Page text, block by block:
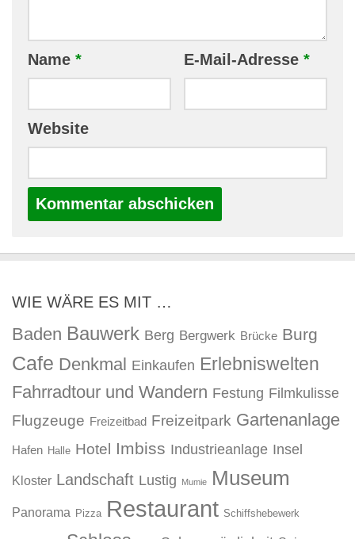
Name * E-Mail-Adresse *
Website
WIE WÄRE ES MIT …
Baden Bauwerk Berg Bergwerk Brücke Burg
Cafe Denkmal Einkaufen Erlebniswelten
Fahrradtour und Wandern Festung Filmkulisse
Flugzeuge Freizeitbad Freizeitpark Gartenanlage
Hafen Halle Hotel Imbiss Industrieanlage Insel
Kloster Landschaft Lustig Mumie Museum
Panorama Pizza Restaurant Schiffshebewerk